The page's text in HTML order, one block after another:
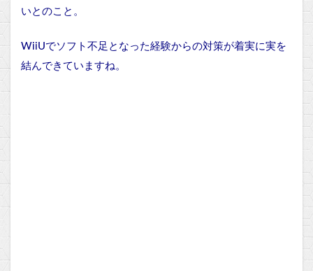
いとのこと。
WiiUでソフト不足となった経験からの対策が着実に実を
結んできていますね。